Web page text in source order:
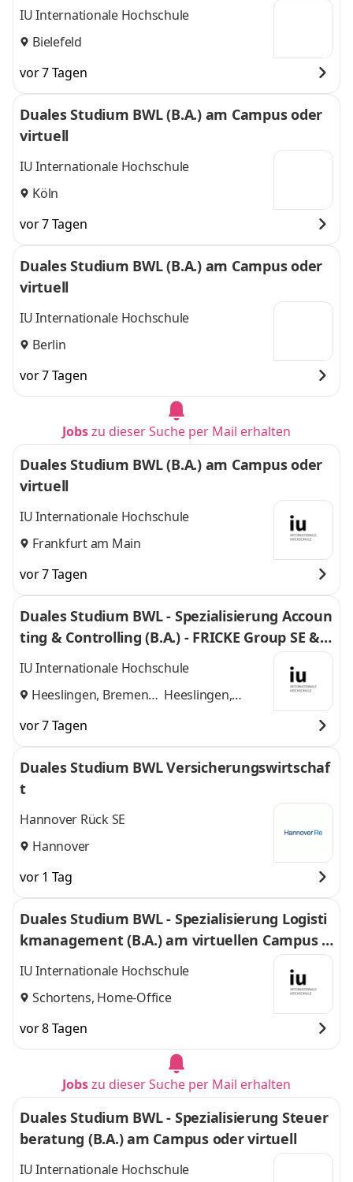
IU Internationale Hochschule
Bielefeld
vor 7 Tagen
Duales Studium BWL (B.A.) am Campus oder
virtuell
IU Internationale Hochschule
Köln
vor 7 Tagen
Duales Studium BWL (B.A.) am Campus oder
virtuell
IU Internationale Hochschule
Berlin
vor 7 Tagen
Jobszu dieser Suche per Mail erhalten
Duales Studium BWL (B.A.) am Campus oder
virtuell
IU Internationale Hochschule
Frankfurt am Main
vor 7 Tagen
Duales Studium BWL - Spezialisierung Accoun
ting & Controlling (B.A.) - FRICKE Group SE & C
o. KG
IU Internationale Hochschule
Heeslingen, Bremen
Heeslingen,
vor 7 Tagen
Duales Studium BWL Versicherungswirtschaf
t
Hannover Rück SE
Hannover
vor 1 Tag
Duales Studium BWL - Spezialisierung Logisti
kmanagement (B.A.) am virtuellen Campus -
Nordfrost GmbH & Co. KG
IU Internationale Hochschule
Schortens, Home-Office
vor 8 Tagen
Jobszu dieser Suche per Mail erhalten
Duales Studium BWL - Spezialisierung Steuer
beratung (B.A.) am Campus oder virtuell
IU Internationale Hochschule